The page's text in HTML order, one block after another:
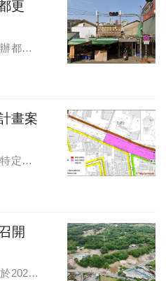
更
都更
畫案
定區
開
2024